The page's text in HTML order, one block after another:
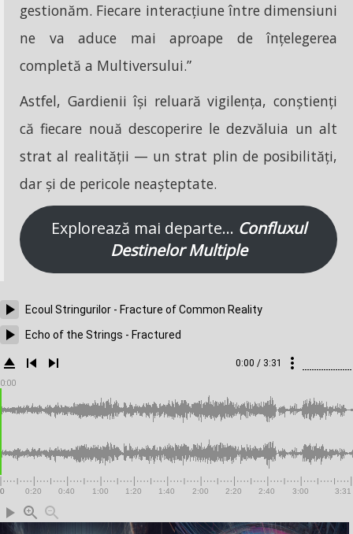
gestionăm. Fiecare interacțiune între dimensiuni
ne va aduce mai aproape de înțelegerea
completă a Multiversului.”
Astfel, Gardienii își reluară vigilența, conștienți
că fiecare nouă descoperire le dezvăluia un alt
strat al realității — un strat plin de posibilități,
dar și de pericole neașteptate.
Explorează mai departe… Confluxul
Destinelor Multiple
Ecoul Stringurilor - Fracture of Common Reality
Echo of the Strings - Fractured
0:00 / 3:31
0:00